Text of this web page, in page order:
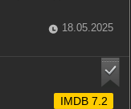
на пост мэра
вскоре Сара
18.05.2025
IMDB 7.2